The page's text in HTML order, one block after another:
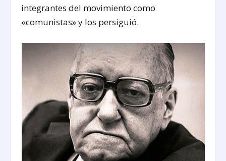
integrantes del movimiento como
«comunistas» y los persiguió.